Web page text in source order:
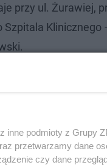
przy ul. Żurawiej,
Klinicznego
inne podmioty z Grupy
przetwarzamy dane
czy dane